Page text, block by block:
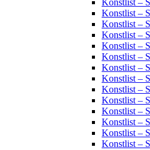
Konstlist –
Konstlist –
Konstlist –
Konstlist –
Konstlist –
Konstlist –
Konstlist –
Konstlist –
Konstlist –
Konstlist –
Konstlist –
Konstlist –
Konstlist –
Konstlist –